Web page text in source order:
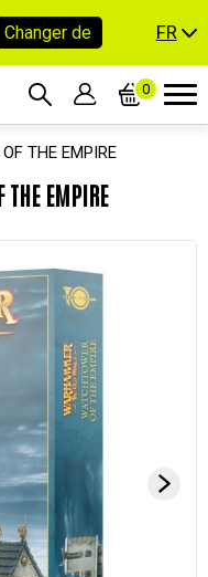
Changer de FR
0
THE EMPIRE
THE EMPIRE